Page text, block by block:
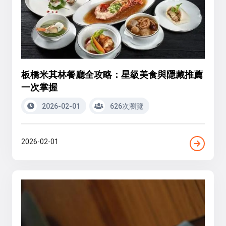
板橋米其林餐廳全攻略：星級美食與隱藏推薦
一次掌握
2026-02-01 626次瀏覽
2026-02-01